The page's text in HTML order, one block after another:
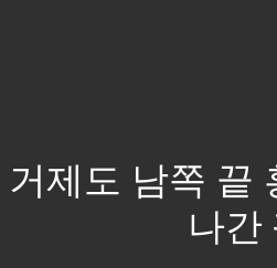
거제도 남쪽 끝
나간